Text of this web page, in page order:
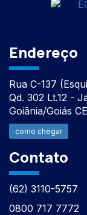
Endereço
Rua C-137
Qd. 302 Lt.12 -
Goiânia/Goiás
como chegar
Contato
(62) 3110-5757
0800 717 7772